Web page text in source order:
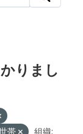
りまし
帯
組織: